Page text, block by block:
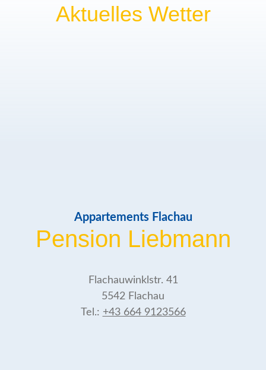
Aktuelles Wetter
Appartements Flachau
Pension Liebmann
Flachauwinklstr. 41
5542 Flachau
Tel.: +43 664 9123566